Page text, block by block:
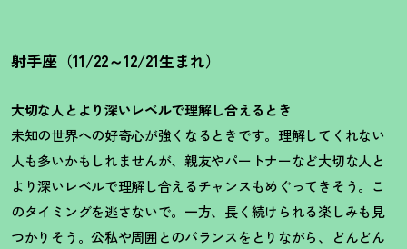
射手座（11/22～12/21生まれ）
大切な人とより深いレベルで理解し合えるとき
未知の世界への好奇心が強くなるときです。理解してくれない
人も多いかもしれませんが、親友やパートナーなど大切な人と
より深いレベルで理解し合えるチャンスもめぐってきそう。こ
のタイミングを逃さないで。一方、長く続けられる楽しみも見
つかりそう。公私や周囲とのバランスをとりながら、どんどん